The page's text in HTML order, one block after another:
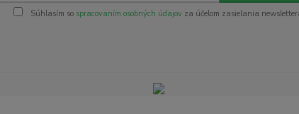
Súhlasím so spracovaním osobných údajovza účelom zasielania